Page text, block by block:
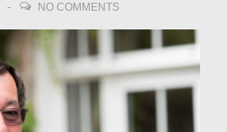
NO COMMENTS